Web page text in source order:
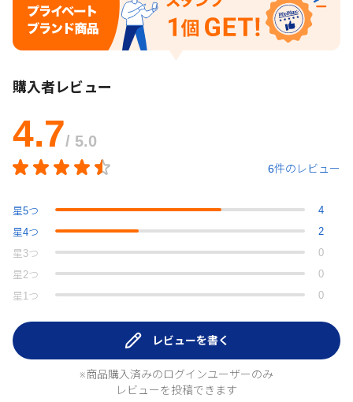
購入者レビュー
4.7/ 5.0
6件のレビュー
星5つ
4
星4つ
2
星 3つ
0
星 2つ
0
星 1 つ 0
レビューを書く
※商品購入済みのログインユーザーのみ
レビューを投稿できます